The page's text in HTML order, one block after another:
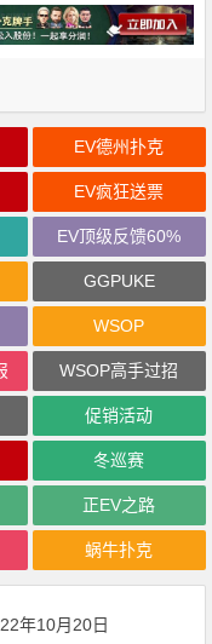
EV德州扑克
EV疯狂送票
EV顶级反馈60%
GGPUKE
WSOP
WSOP高手过招
促销活动
冬巡赛
正EV之路
蜗牛扑克
年10月20日